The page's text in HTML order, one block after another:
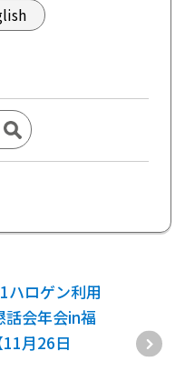
ハロゲン利用
話会年会in福
月26日